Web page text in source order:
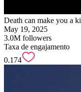
Death can make you a
May 19, 2025
3.0M followers
Taxa de engajamento
0.174